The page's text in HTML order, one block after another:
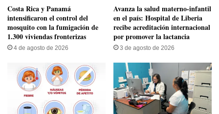
Costa Rica y Panamá
intensificaron el control del
mosquito con la fumigación de
1.300 viviendas fronterizas
4 de agosto de 2026
Avanza la salud materno-infantil
en el país: Hospital de Liberia
recibe acreditación internacional
por promover la lactancia
3 de agosto de 2026